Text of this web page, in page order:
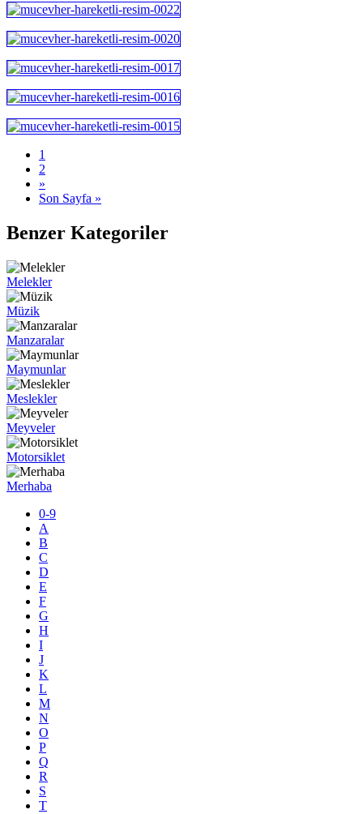
1
2
»
Son Sayfa »
Benzer Kategoriler
Melekler
Müzik
Manzaralar
Maymunlar
Meslekler
Meyveler
Motorsiklet
Merhaba
0-9
A
B
C
D
E
F
G
H
I
J
K
L
M
N
O
P
Q
R
S
T